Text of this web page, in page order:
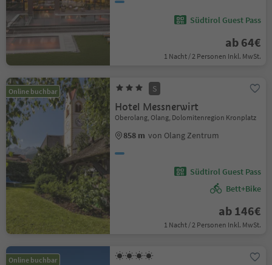
Südtirol Guest Pass
ab 64€
1 Nacht / 2 Personen Inkl. MwSt.
Online buchbar S
Hotel Messnerwirt
Oberolang, Olang, Dolomitenregion Kronplatz
858 m von Olang Zentrum
Südtirol Guest Pass
Bett+Bike
ab 146€
1 Nacht / 2 Personen Inkl. MwSt.
Online buchbar